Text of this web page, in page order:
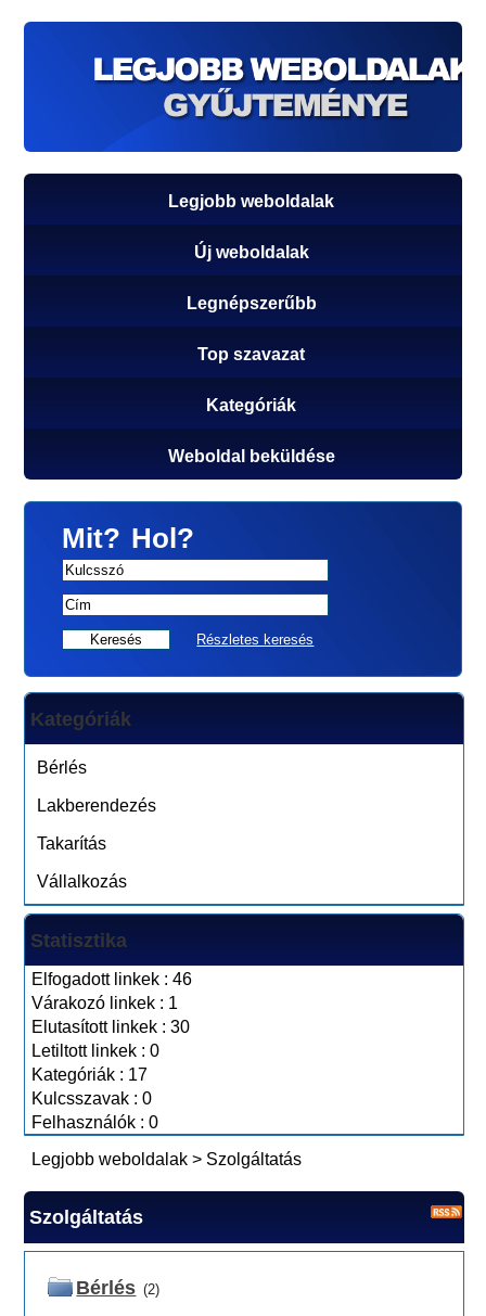
Legjobb weboldalak
Új weboldalak
Legnépszerűbb
Top szavazat
Kategóriák
Weboldal beküldése
Mit? Hol?
Részletes keresés
Kategóriák
Bérlés
Lakberendezés
Takarítás
Vállalkozás
Statisztika
Elfogadott linkek : 46
Várakozó linkek : 1
Elutasított linkek : 30
Letiltott linkek : 0
Kategóriák : 17
Kulcsszavak : 0
Felhasználók : 0
Legjobb weboldalak > Szolgáltatás
Szolgáltatás
Bérlés (2)